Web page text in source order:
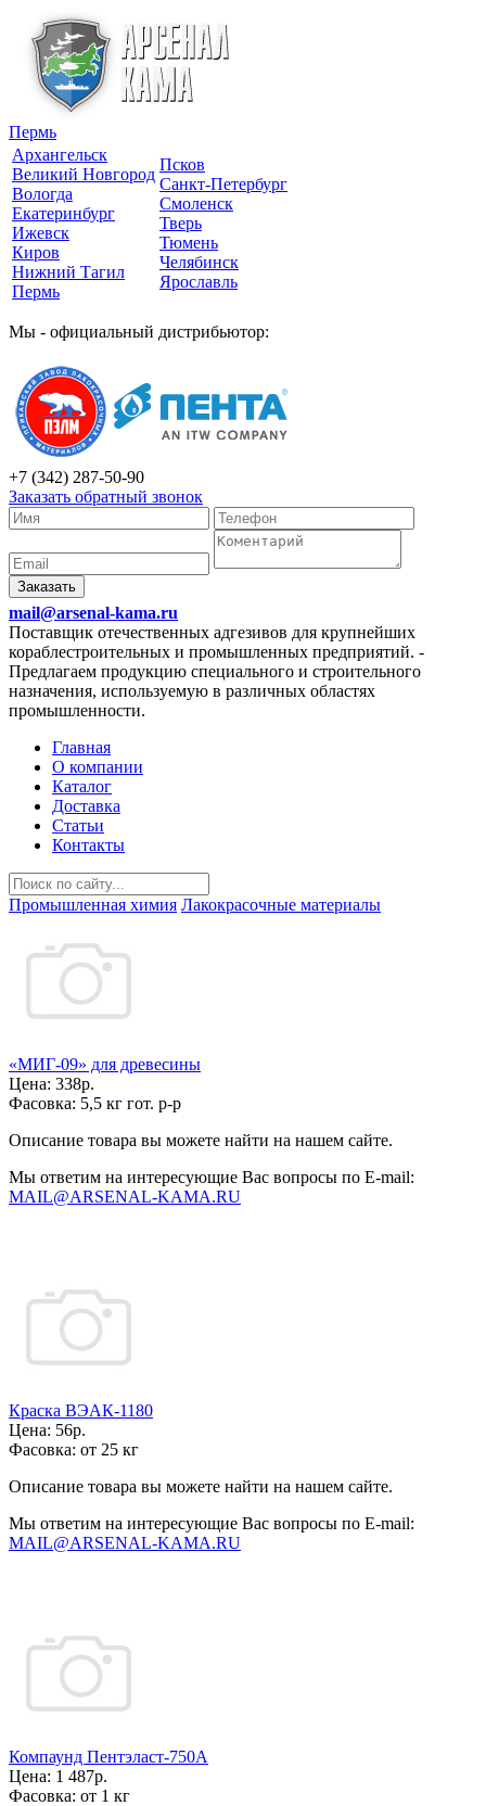
Пермь
Архангельск
Великий Новгород
Вологда
Екатеринбург
Ижевск
Киров
Нижний Тагил
Пермь
Псков
Санкт-Петербург
Смоленск
Тверь
Тюмень
Челябинск
Ярославль
Мы - официальный дистрибьютор:
+7 (342) 287-50-90
Заказать обратный звонок
Заказать
mail@arsenal-kama.ru
Поставщик отечественных адгезивов для крупнейших
кораблестроительных и промышленных предприятий. -
Предлагаем продукцию специального и строительного
назначения, используемую в различных областях
промышленности.
Главная
О компании
Каталог
Доставка
Статьи
Контакты
Промышленная химия Лакокрасочные материалы
«МИГ-09» для древесины
Цена: 338р.
Фасовка: 5,5 кг гот. р-р
Описание товара вы можете найти на нашем сайте.
Мы ответим на интересующие Вас вопросы по E-mail:
MAIL@ARSENAL-KAMA.RU
Краска ВЭАК-1180
Цена: 56р.
Фасовка: от 25 кг
Описание товара вы можете найти на нашем сайте.
Мы ответим на интересующие Вас вопросы по E-mail:
MAIL@ARSENAL-KAMA.RU
Компаунд Пентэласт-750А
Цена: 1 487р.
Фасовка: от 1 кг